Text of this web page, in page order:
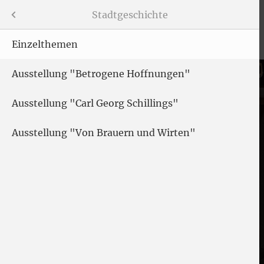
Stadtgeschichte
Einzelthemen
Ausstellung "Betrogene Hoffnungen"
Ausstellung "Carl Georg Schillings"
Ausstellung "Von Brauern und Wirten"